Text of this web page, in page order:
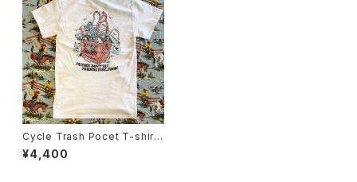
Cycle Trash Pocet T-shirt,
White- coral/teal “crate” b
y Burrito Breath
¥4,400